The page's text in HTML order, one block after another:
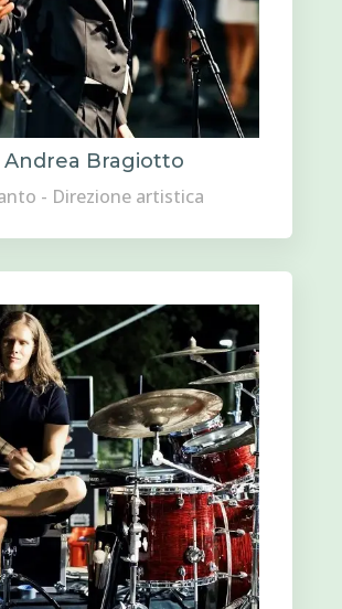
Andrea Bragiotto
- Direzione artistica